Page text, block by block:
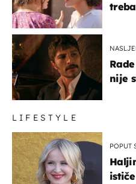
nije
LIFESTYLE
POPUT